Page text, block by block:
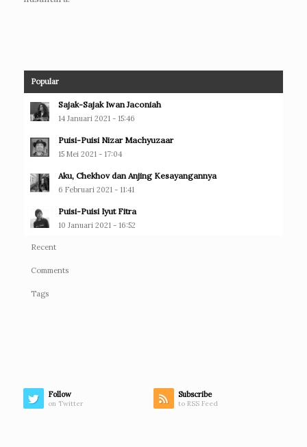
Popular
Sajak-Sajak Iwan Jaconiah
14 Januari 2021 - 15:46
Puisi-Puisi Nizar Machyuzaar
15 Mei 2021 - 17:04
Aku, Chekhov dan Anjing Kesayangannya
6 Februari 2021 - 11:41
Puisi-Puisi Iyut Fitra
10 Januari 2021 - 16:52
Recent
Comments
Tags
Follow
on Twitter
Subscribe
to RSS Feed